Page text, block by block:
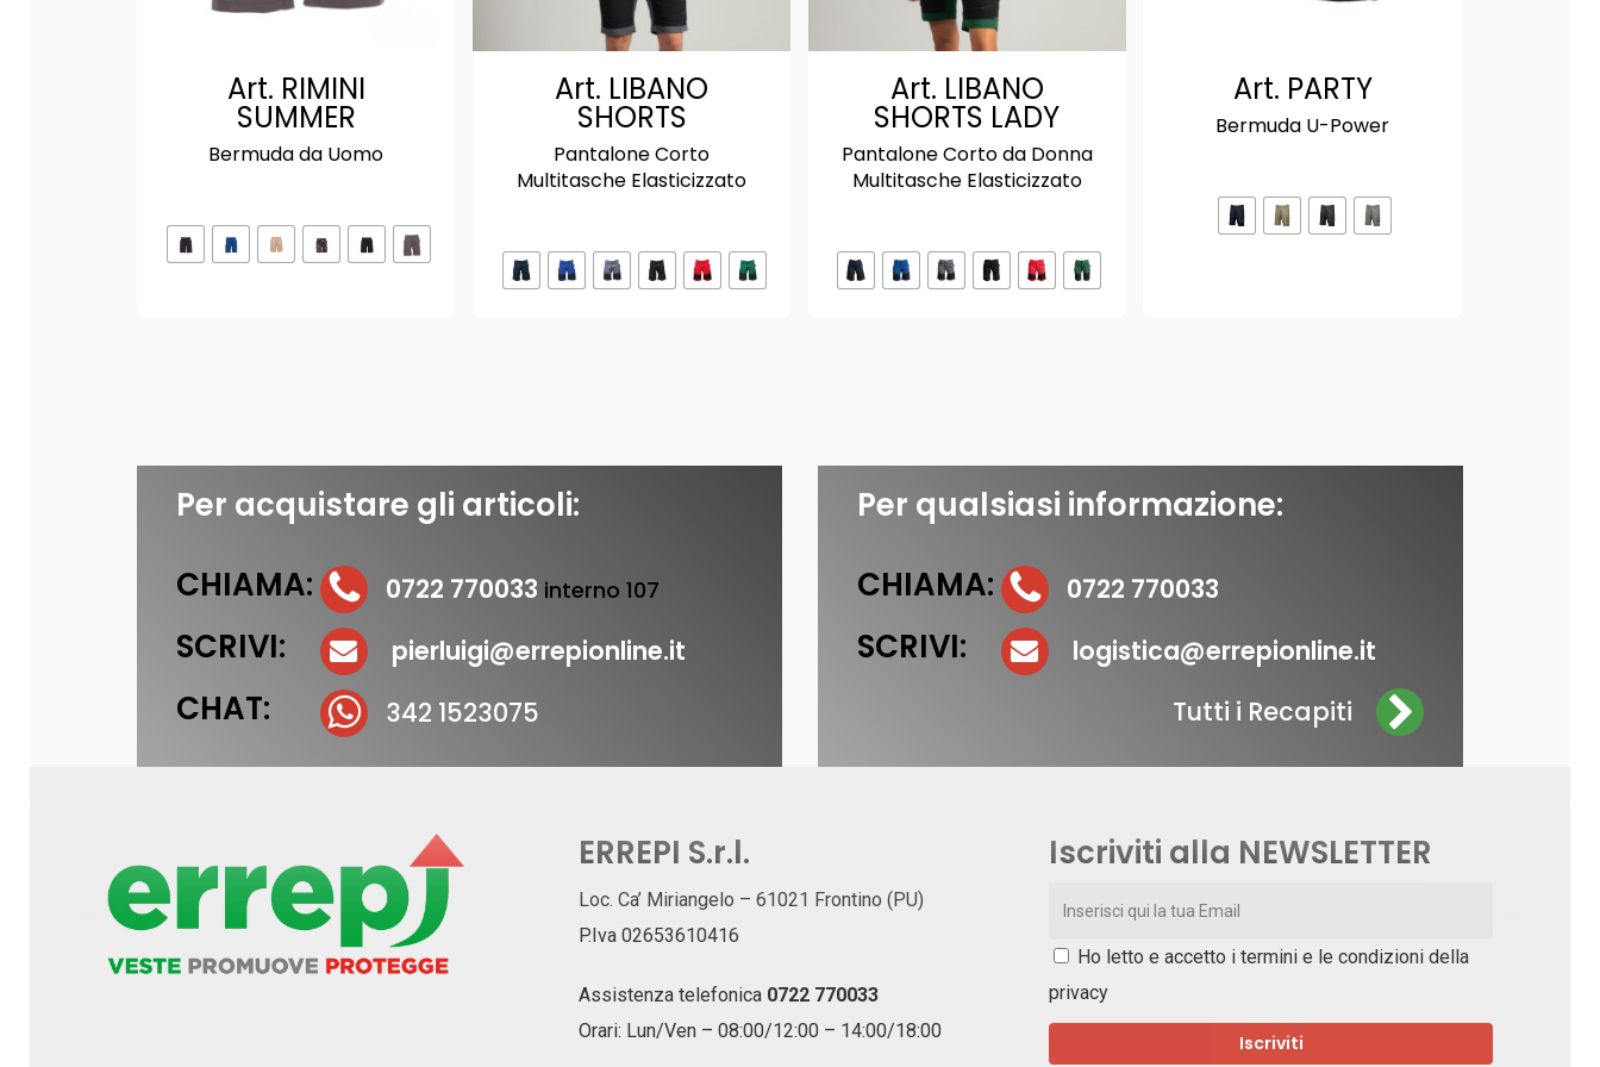
Art. RIMINI
SUMMER
Bermuda da Uomo
Art. LIBANO
SHORTS
Pantalone Corto
Multitasche Elasticizzato
Art. LIBANO
SHORTS LADY
Pantalone Corto da Donna
Multitasche Elasticizzato
Art. PARTY
Bermuda U-Power
Per acquistare gli articoli:
CHIAMA:
0722 770033 interno 107
SCRIVI: pierluigi@errepionline.it
CHAT: 342 1523075
Per qualsiasi informazione:
CHIAMA:
0722 770033
SCRIVI:
logistica@errepionline.it
Tutti i Recapiti
ERREPI S.r.l.
Loc. Ca’ Miriangelo – 61021 Frontino (PU)
P.Iva 02653610416
Assistenza telefonica 0722 770033
Orari: Lun/Ven – 08:00/12:00 – 14:00/18:00
Iscriviti alla NEWSLETTER
Ho letto e accetto itermini e le condizioni della
privacy